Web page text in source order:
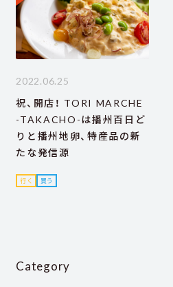
2022.06.25
祝、開店！ TORI MARCHE
-TAKACHO-は播州百日ど
りと播州地卵、特産品の新
たな発信源
行く 買う
Category